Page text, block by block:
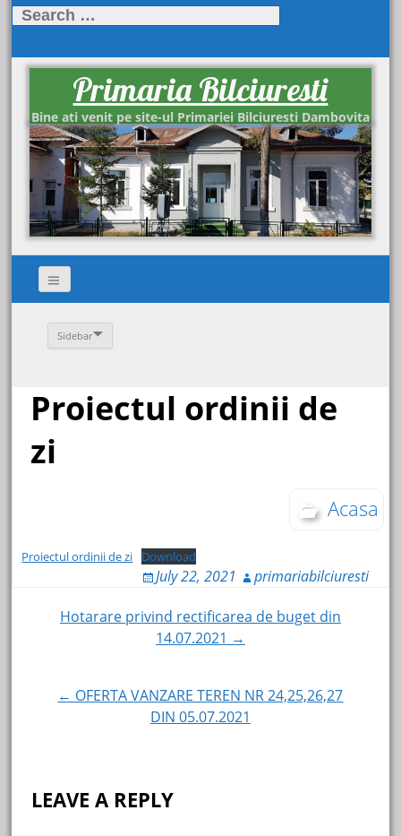
Search
Primaria Bilciuresti
Bine ati venit pe site-ul Primariei Bilciuresti Dambovita
Sidebar
Proiectul ordinii de
zi
Acasa
Proiectul ordinii de zi Download
July 22, 2021 primariabilciuresti
PostHotarare privind rectificarea de buget din
14.07.2021 →
← OFERTA VANZARE TEREN NR 24,25,26,27
DIN 05.07.2021
LEAVE A REPLY